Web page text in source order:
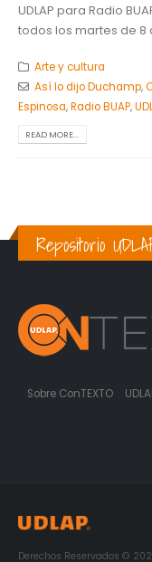
UDLAP para Radio
todos los martes de 8
Arte y cultura
Así lo dijo Duchamp,
Espinosa,Radio BUAP,
READ MORE...
Repositorio
Sobre ConTEXTO
Derechos Reservados ©